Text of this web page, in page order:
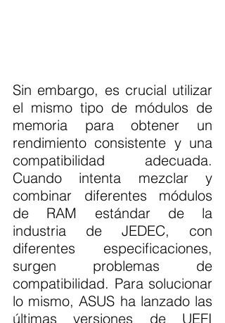
Sin embargo, es crucial utilizar
el mismo tipo de módulos de
memoria para obtener un
rendimiento consistente y una
compatibilidad adecuada.
Cuando intenta mezclar y
combinar diferentes módulos
de RAM estándar de la
industria de JEDEC, con
diferentes especificaciones,
surgen problemas de
compatibilidad. Para solucionar
lo mismo, ASUS ha lanzado las
últimas versiones de UEFI